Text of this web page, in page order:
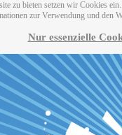
zu bieten setzen wir Cookies
zur Verwendung und den
Nur essenzielle